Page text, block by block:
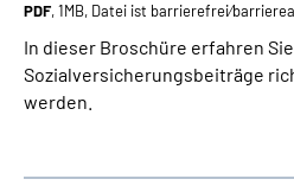
PDF, 1MB, Datei ist
In dieser Broschüre erfahren
Sozialversicherungsbeiträge
werden.